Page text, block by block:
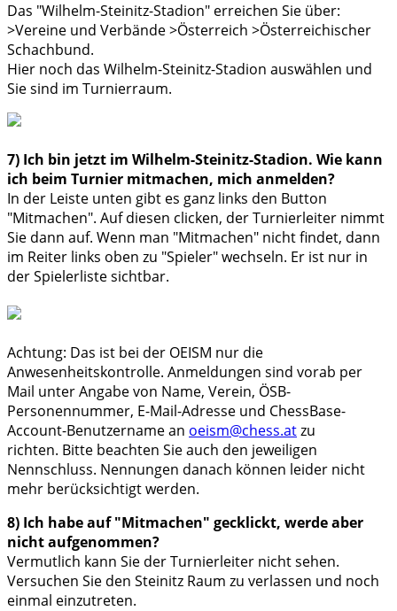
Das "Wilhelm-Steinitz-Stadion" erreichen Sie über:
>Vereine und Verbände >Österreich >Österreichischer
Schachbund.
Hier noch das Wilhelm-Steinitz-Stadion auswählen und
Sie sind im Turnierraum.
7) Ich bin jetzt im Wilhelm-Steinitz-Stadion. Wie kann
ich beim Turnier mitmachen, mich anmelden?
In der Leiste unten gibt es ganz links den Button
"Mitmachen". Auf diesen clicken, der Turnierleiter nimmt
Sie dann auf. Wenn man "Mitmachen" nicht findet, dann
im Reiter links oben zu "Spieler" wechseln. Er ist nur in
der Spielerliste sichtbar.
Achtung: Das ist bei der OEISM nur die
Anwesenheitskontrolle. Anmeldungen sind vorab per
Mail unter Angabe von Name, Verein, ÖSB-
Personennummer, E-Mail-Adresse und ChessBase-
Account-Benutzername an oeism@chess.atzu
richten. Bitte beachten Sie auch den jeweiligen
Nennschluss. Nennungen danach können leider nicht
mehr berücksichtigt werden.
8) Ich habe auf "Mitmachen" gecklickt, werde aber
nicht aufgenommen?
Vermutlich kann Sie der Turnierleiter nicht sehen.
Versuchen Sie den Steinitz Raum zu verlassen und noch
einmal einzutreten.